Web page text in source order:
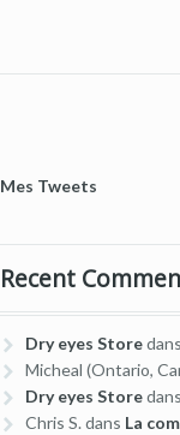
Mes Tweets
Recent
Dry eyes Storedans
Micheal (Ontario,
Dry eyes Storedans
Chris S. dans La